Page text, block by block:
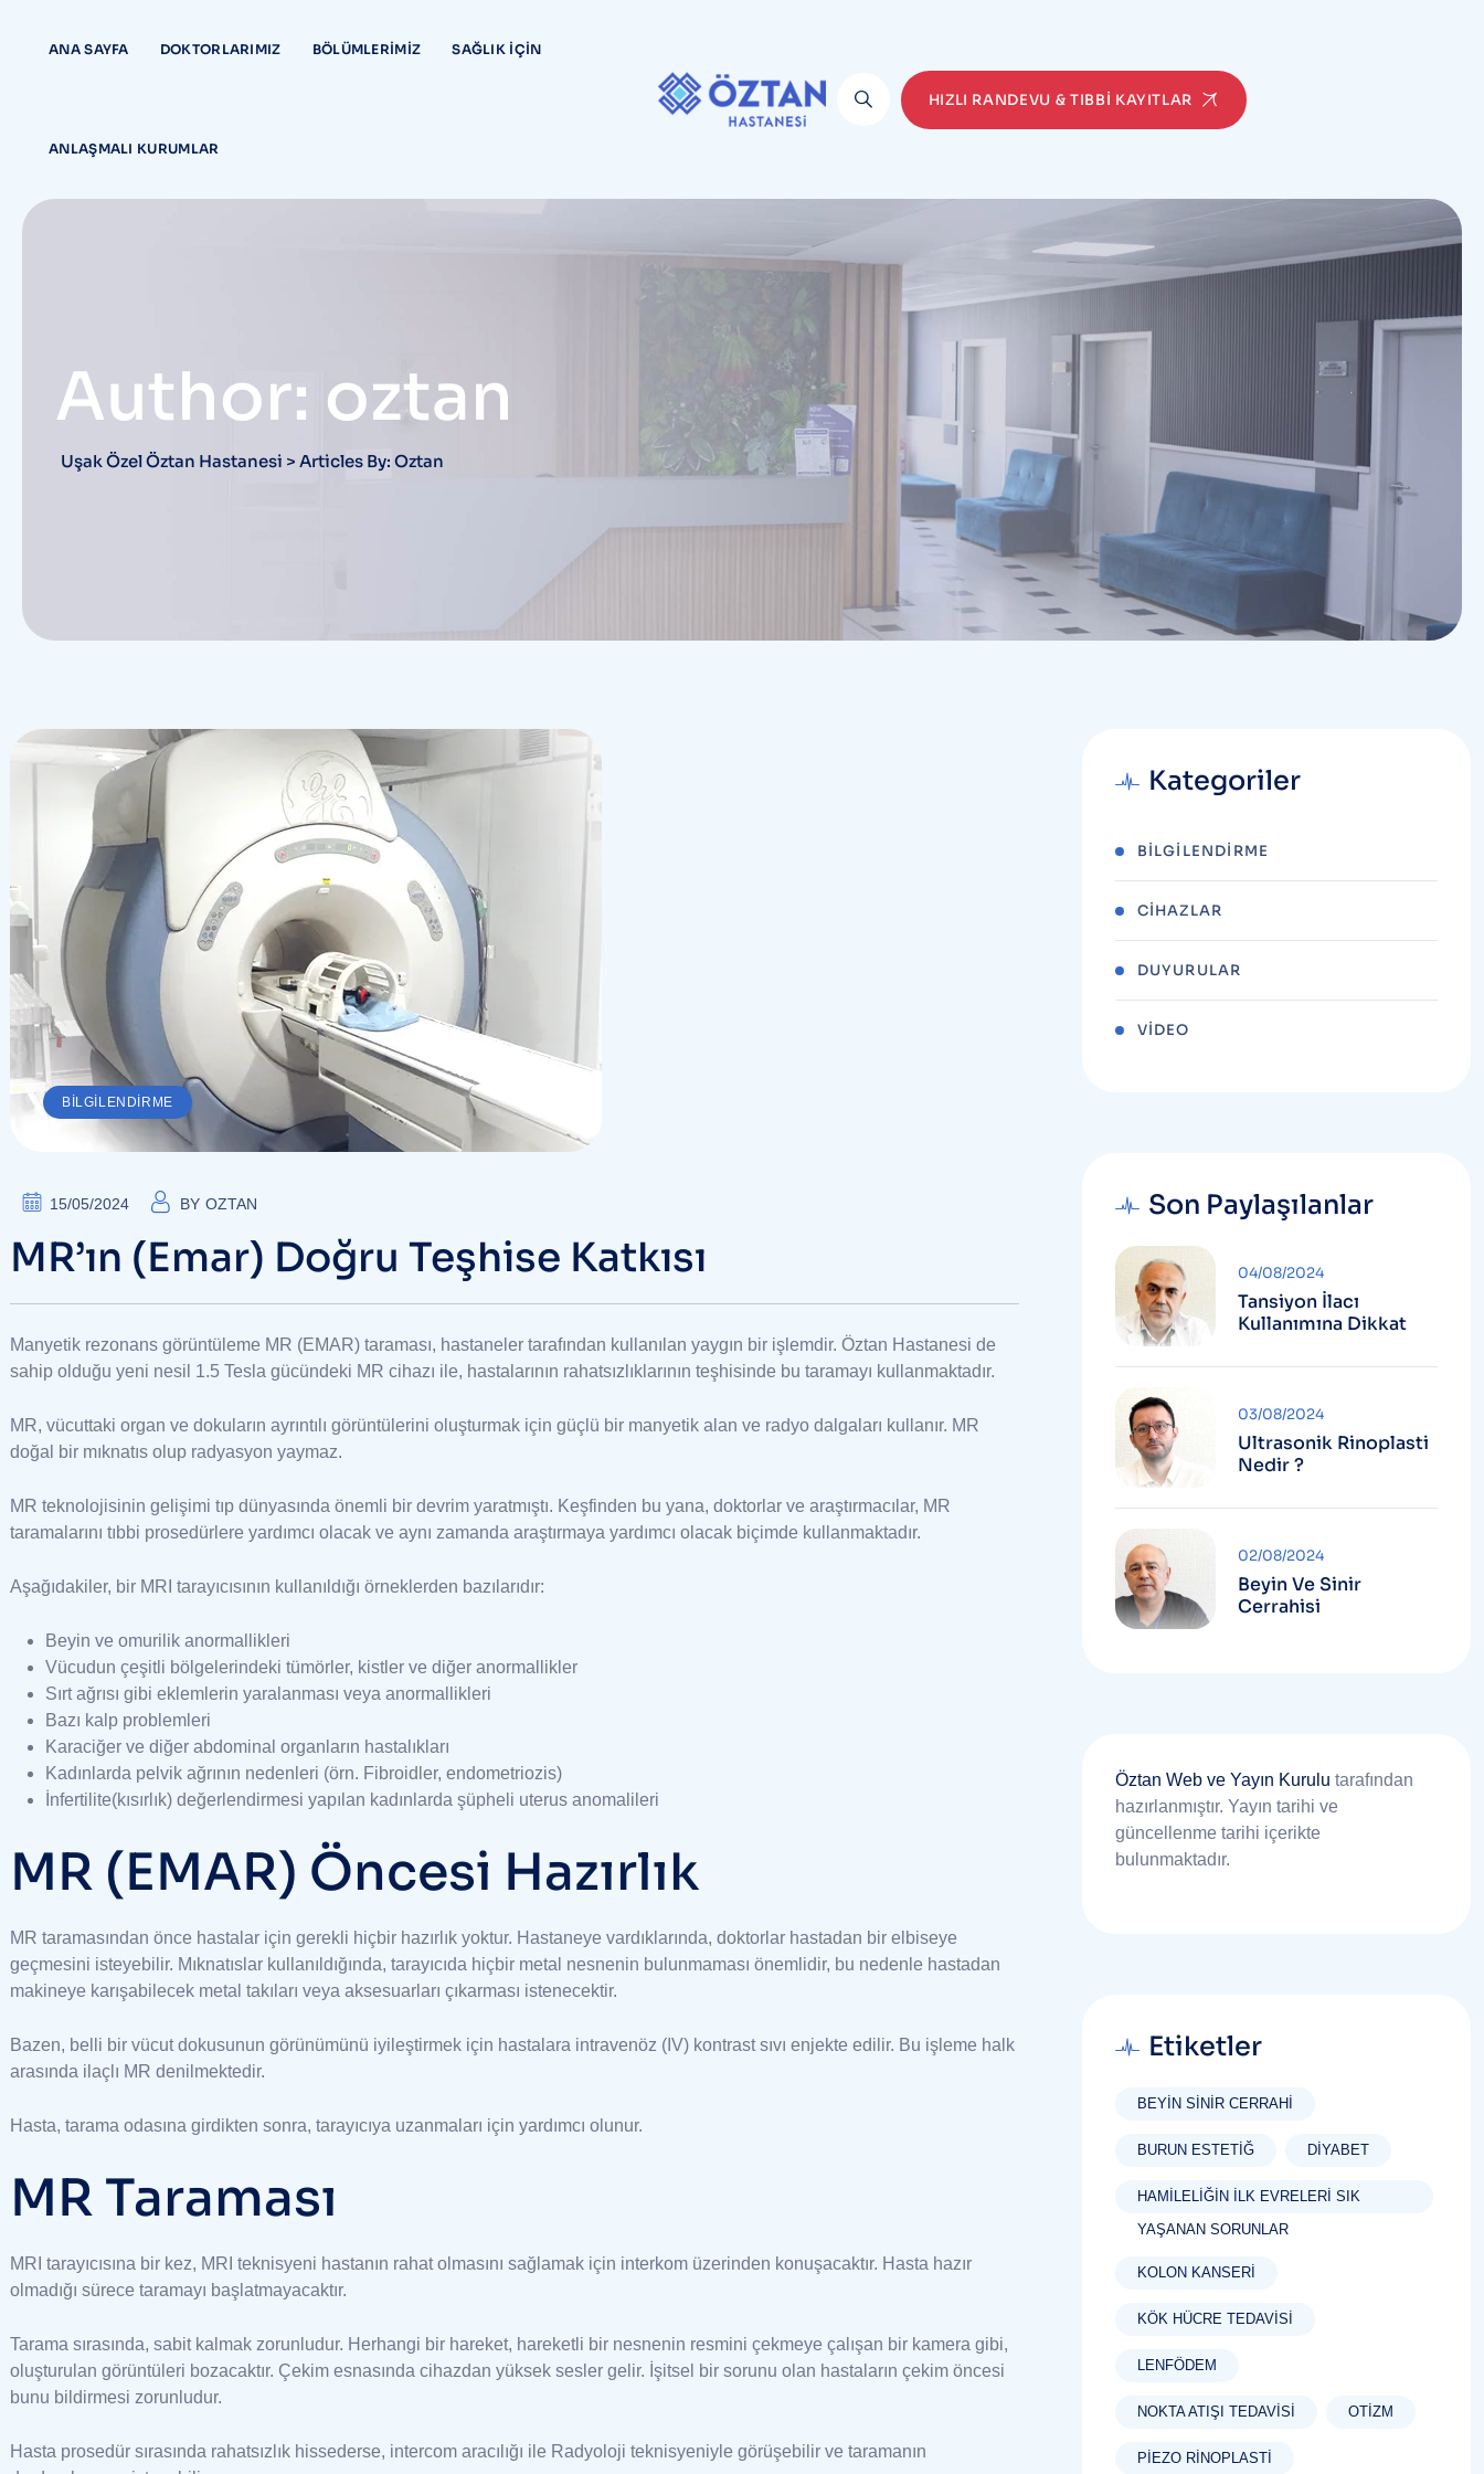
ANA SAYFA DOKTORLARIMIZ BÖLÜMLERIMIZ SAĞLIK İÇIN
ANLAŞMALI KURUMLAR
HIZLI RANDEVU & TIBBI KAYITLAR
Author: oztan
Uşak Özel Öztan Hastanesi > Articles By: Oztan
BILGILENDIRME
15/05/2024 BY OZTAN
MR’ın (Emar) Doğru Teşhise Katkısı
Manyetik rezonans görüntüleme MR (EMAR) taraması, hastaneler tarafından kullanılan yaygın bir işlemdir. Öztan Hastanesi de
sahip olduğu yeni nesil 1.5 Tesla gücündeki MR cihazı ile, hastalarının rahatsızlıklarının teşhisinde bu taramayı kullanmaktadır.
MR, vücuttaki organ ve dokuların ayrıntılı görüntülerini oluşturmak için güçlü bir manyetik alan ve radyo dalgaları kullanır. MR
doğal bir mıknatıs olup radyasyon yaymaz.
MR teknolojisinin gelişimi tıp dünyasında önemli bir devrim yaratmıştı. Keşfinden bu yana, doktorlar ve araştırmacılar, MR
taramalarını tıbbi prosedürlere yardımcı olacak ve aynı zamanda araştırmaya yardımcı olacak biçimde kullanmaktadır.
Aşağıdakiler, bir MRI tarayıcısının kullanıldığı örneklerden bazılarıdır:
Beyin ve omurilik anormallikleri
Vücudun çeşitli bölgelerindeki tümörler, kistler ve diğer anormallikler
Sırt ağrısı gibi eklemlerin yaralanması veya anormallikleri
Bazı kalp problemleri
Karaciğer ve diğer abdominal organların hastalıkları
Kadınlarda pelvik ağrının nedenleri (örn. Fibroidler, endometriozis)
İnfertilite(kısırlık) değerlendirmesi yapılan kadınlarda şüpheli uterus anomalileri
MR (EMAR) Öncesi Hazırlık
MR taramasından önce hastalar için gerekli hiçbir hazırlık yoktur. Hastaneye vardıklarında, doktorlar hastadan bir elbiseye
geçmesini isteyebilir. Mıknatıslar kullanıldığında, tarayıcıda hiçbir metal nesnenin bulunmaması önemlidir, bu nedenle hastadan
makineye karışabilecek metal takıları veya aksesuarları çıkarması istenecektir.
Bazen, belli bir vücut dokusunun görünümünü iyileştirmek için hastalara intravenöz (IV) kontrast sıvı enjekte edilir. Bu işleme halk
arasında ilaçlı MR denilmektedir.
Hasta, tarama odasına girdikten sonra, tarayıcıya uzanmaları için yardımcı olunur.
MR Taraması
MRI tarayıcısına bir kez, MRI teknisyeni hastanın rahat olmasını sağlamak için interkom üzerinden konuşacaktır. Hasta hazır
olmadığı sürece taramayı başlatmayacaktır.
Tarama sırasında, sabit kalmak zorunludur. Herhangi bir hareket, hareketli bir nesnenin resmini çekmeye çalışan bir kamera gibi,
oluşturulan görüntüleri bozacaktır. Çekim esnasında cihazdan yüksek sesler gelir. İşitsel bir sorunu olan hastaların çekim öncesi
bunu bildirmesi zorunludur.
Hasta prosedür sırasında rahatsızlık hissederse, intercom aracılığı ile Radyoloji teknisyeniyle görüşebilir ve taramanın
Kategoriler
BILGILENDIRME
CIHAZLAR
DUYURULAR
VIDEO
Son Paylaşılanlar
Tansiyon İlacı
Kullanımına Dikkat
04/08/2024
Ultrasonik Rinoplasti
Nedir ?
03/08/2024
Beyin Ve Sinir
Cerrahisi
02/08/2024
Öztan Web ve Yayın Kurulu tarafından
hazırlanmıştır. Yayın tarihi ve
güncellenme tarihi içerikte
bulunmaktadır.
Etiketler
BEYIN SINIR CERRAHI
BURUN ESTETIĞ DIYABET
HAMILELIĞIN İLK EVRELERI SIK
YAŞANAN SORUNLAR
KOLON KANSERI
KÖK HÜCRE TEDAVISI
LENFÖDEM
NOKTA ATIŞI TEDAVISI OTIZM
PIEZO RINOPLASTI